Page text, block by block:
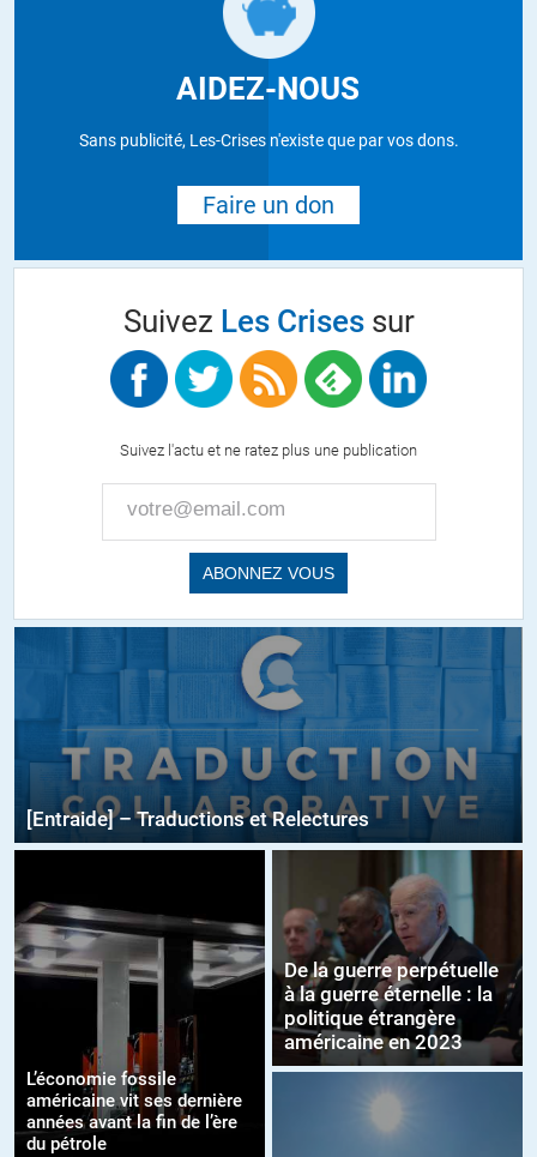
AIDEZ-NOUS
Sans publicité, Les-Crises n'existe que par vos dons.
Faire un don
Suivez Les Crisessur
Suivez l'actu et ne ratez plus une publication
[Entraide] – Traductions et Relectures
L’économie fossile
américaine vit ses dernière
années avant la fin de l’ère
du pétrole
De la guerre perpétuelle
à la guerre éternelle : la
politique étrangère
américaine en 2023